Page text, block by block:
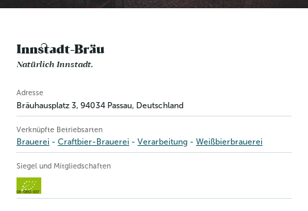
Innstadt-Bräu
Natürlich Innstadt.
Betriebsinformation
Adresse
Bräuhausplatz 3, 94034 Passau, Deutschland
Verknüpfte Betriebsarten
Brauerei Craftbier-Brauerei Verarbeitung Weißbierbrauerei
Siegel und Mitgliedschaften
DE-ÖKO-037